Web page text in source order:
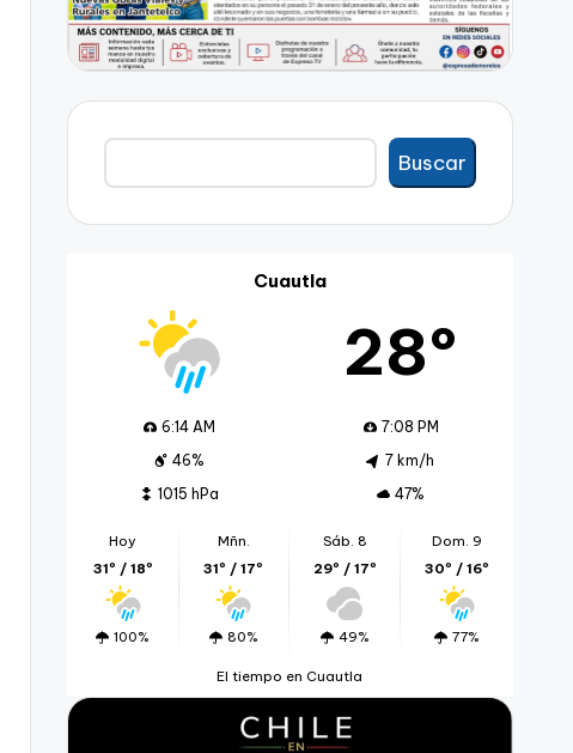
Buscar
Buscar
Cuautla
28º
6:14 AM
7:08 PM
46%
7 km/h
1015 hPa
47%
Hoy
31º / 18º
100%
Mñn.
31º / 17º
80%
Sáb. 8
29º / 17º
49%
Dom. 9
30º / 16º
77%
El tiempo en Cuautla